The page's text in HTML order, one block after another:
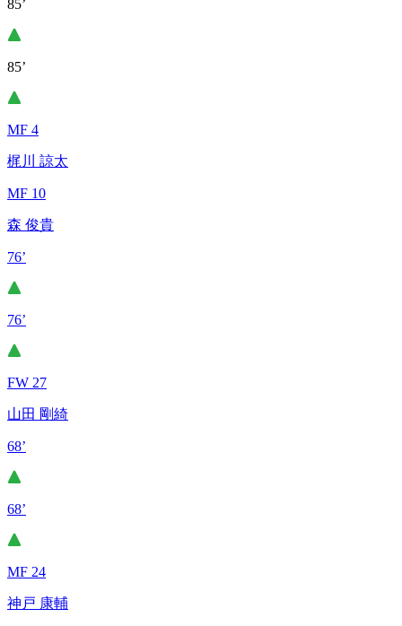
85’
85’
MF 4
梶川 諒太
MF 10
森 俊貴
76’
76’
FW 27
山田 剛綺
68’
68’
MF 24
神戸 康輔